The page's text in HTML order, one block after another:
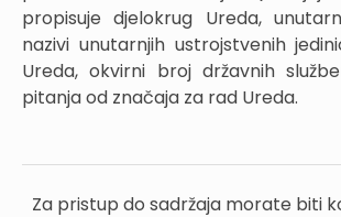
propisuje djelokrug Ureda,
nazivi unutarnjih ustrojstvenih
Ureda, okvirni broj državnih
pitanja od značaja za rad Ureda.
Za pristup do sadržaja morate biti